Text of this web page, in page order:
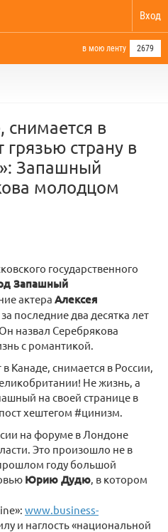
Вход
в мою ленту 2679
снимается в
грязью страну в
Запашный
молодцом
государственного
Запашный
актера Алексея
последние два десятка лет
назвал Серебрякова
с романтикой.
Канаде, снимается в России,
Не жизнь, а
на своей странице в
хештегом #цинизм.
на форуме в Лондоне
Это произошло не в
году большой
Юрию Дудю, в котором
www.business-
и наглость «национальной